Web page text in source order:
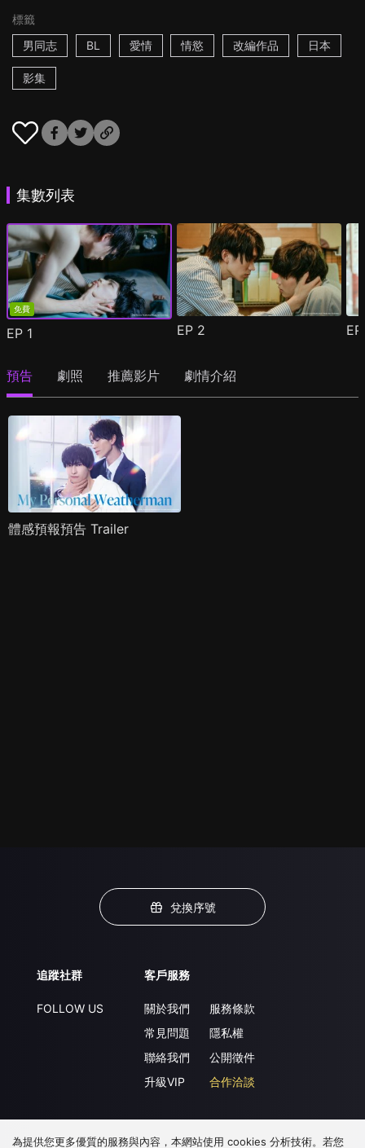
標籤
男同志
BL 愛情 情慾 改編作品 日本
影集
集數列表
免費
EP 1 EP 2
預告 劇照 推薦影片 劇情介紹
體感預報預告 Trailer
兌換序號
追蹤社群
FOLLOW US
客戶服務
關於我們
常見問題
聯絡我們
升級VIP
服務條款
隱私權
公開徵件
合作洽談
下載 APP
為提供您更多優質的服務與內容，本網站使用 cookies 分析技術。若您